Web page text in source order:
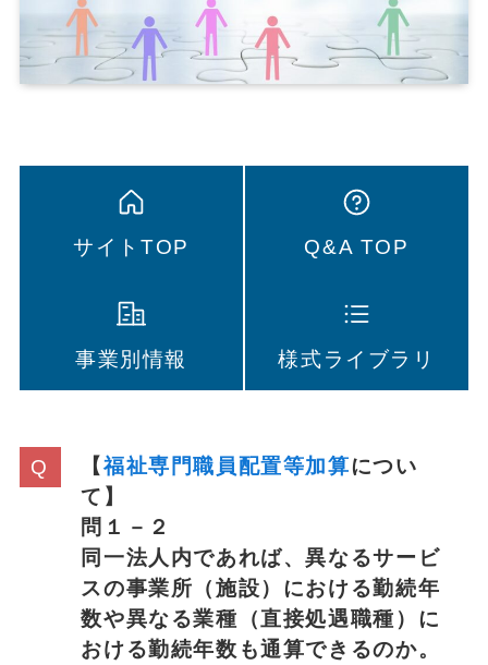
サイトTOP Q&A TOP
事業別情報 様式ライブラリ
【福祉専門職員配置等加算につい
て】
問１－２
同一法人内であれば、異なるサービ
スの事業所（施設）における勤続年
数や異なる業種（直接処遇職種）に
おける勤続年数も通算できるのか。